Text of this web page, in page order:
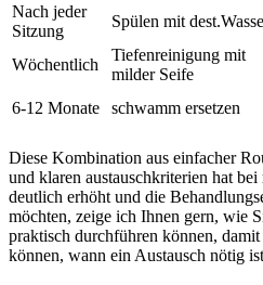
Nach⁤ jeder
Sitzung
Spülen ⁤mit
Wöchentlich
Tiefenreinigung mit
milder Seife
6-12 Monate schwamm⁤ ersetzen
Diese Kombination aus⁢ einfacher
und ‍klaren austauschkriterien hat
deutlich erhöht und⁣ die
möchten,⁢ zeige ich ⁢Ihnen​ gern, ​wie
praktisch‌ durchführen können,
können, wann ein ⁤Austausch nötig